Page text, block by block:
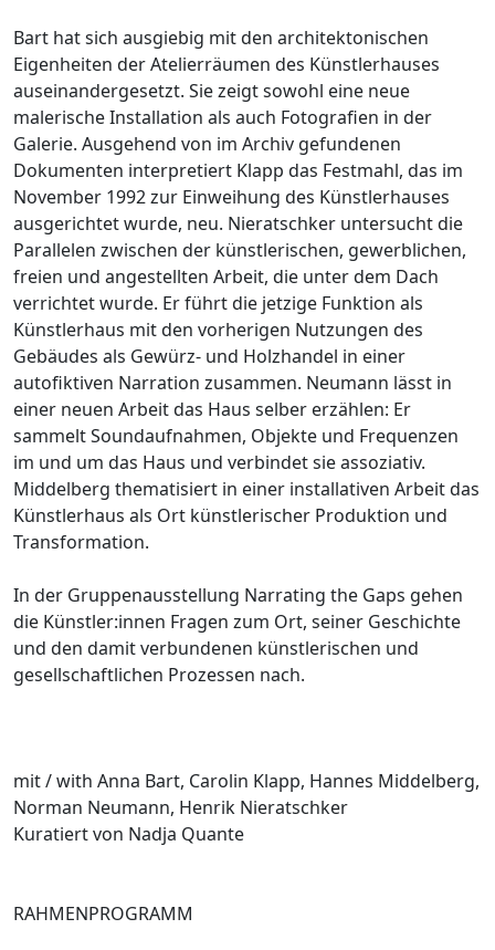
Bart hat sich ausgiebig mit den architektonischen
Eigenheiten der Atelierräumen des Künstlerhauses
auseinandergesetzt. Sie zeigt sowohl eine neue
malerische Installation als auch Fotografien in der
Galerie. Ausgehend von im Archiv gefundenen
Dokumenten interpretiert Klapp das Festmahl, das im
November 1992 zur Einweihung des Künstlerhauses
ausgerichtet wurde, neu. Nieratschker untersucht die
Parallelen zwischen der künstlerischen, gewerblichen,
freien und angestellten Arbeit, die unter dem Dach
verrichtet wurde. Er führt die jetzige Funktion als
Künstlerhaus mit den vorherigen Nutzungen des
Gebäudes als Gewürz- und Holzhandel in einer
autofiktiven Narration zusammen. Neumann lässt in
einer neuen Arbeit das Haus selber erzählen: Er
sammelt Soundaufnahmen, Objekte und Frequenzen
im und um das Haus und verbindet sie assoziativ.
Middelberg thematisiert in einer installativen Arbeit das
Künstlerhaus als Ort künstlerischer Produktion und
Transformation.
In der Gruppenausstellung Narrating the Gaps gehen
die Künstler:innen Fragen zum Ort, seiner Geschichte
und den damit verbundenen künstlerischen und
gesellschaftlichen Prozessen nach.
mit / with Anna Bart, Carolin Klapp, Hannes Middelberg,
Norman Neumann, Henrik Nieratschker
Kuratiert von Nadja Quante
RAHMENPROGRAMM